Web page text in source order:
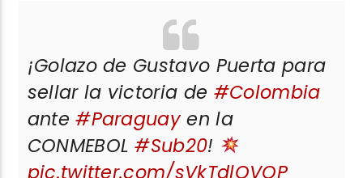
¡Golazo de Gustavo Puerta para
sellar la victoria de #Colombia
ante#Paraguayen la
CONMEBOL#Sub20!
pic.twitter.com/sVkTdlQVQP